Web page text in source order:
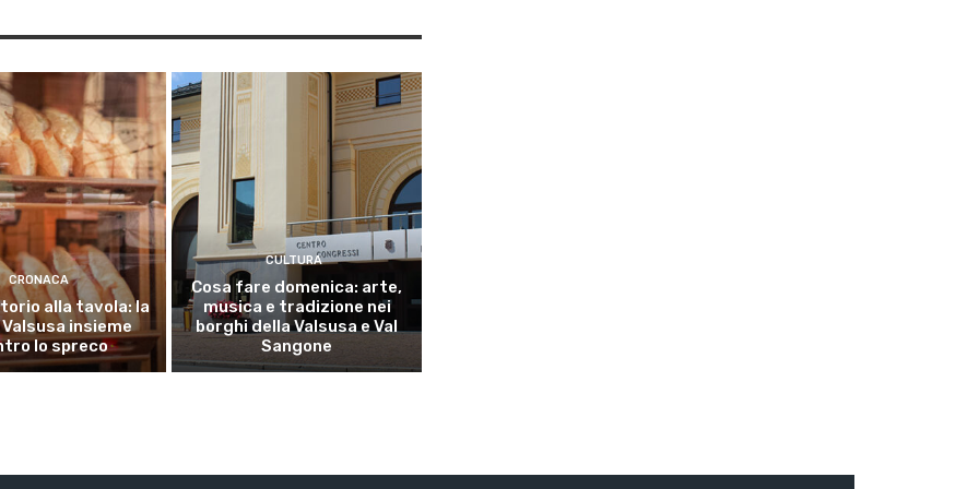
CRONACA
alla tavola: la
insieme
lo spreco
CULTURA
Cosa fare domenica: arte,
musica e tradizione nei
borghi della Valsusa e Val
Sangone